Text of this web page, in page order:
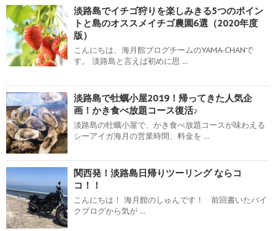
淡路島でイチゴ狩りを楽しみきる5つのポイン
トと島のオススメイチゴ農園6選（2020年度
版）
こんにちは、海月館ブログチームのYAMA-CHANで
す。 淡路島と言えば初めに思 ...
淡路島で牡蠣小屋2019！帰ってきた人気企
画！かき食べ放題コース復活♪
淡路島の牡蠣小屋で、かき食べ放題コースが味わえる
シーアイガ海月の営業時間、料金を ...
関西発！淡路島日帰りツーリング ならコ
コ！！
こんにちは！ 海月館のしゅんです！ 前回書いたバイ
クブログから気が ...